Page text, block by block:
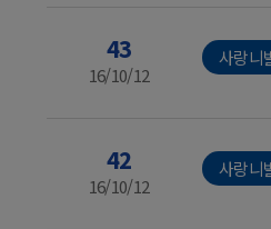
43
16/10/12
사랑니
42
16/10/12
사랑니